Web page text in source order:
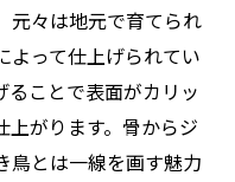
元々は地元で育てられ
よって仕上げられてい
ることで表面がカリッ
上がります。骨からジ
鳥とは一線を画す魅力